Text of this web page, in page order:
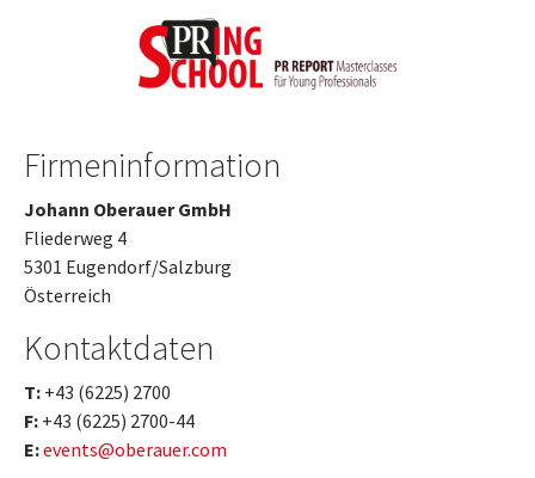
Zum Hauptinhalt springen
Firmeninformation
Johann Oberauer GmbH
Fliederweg 4
5301 Eugendorf/Salzburg
Österreich
Kontaktdaten
T: +43 (6225) 2700
F: +43 (6225) 2700-44
E:events@oberauer.com